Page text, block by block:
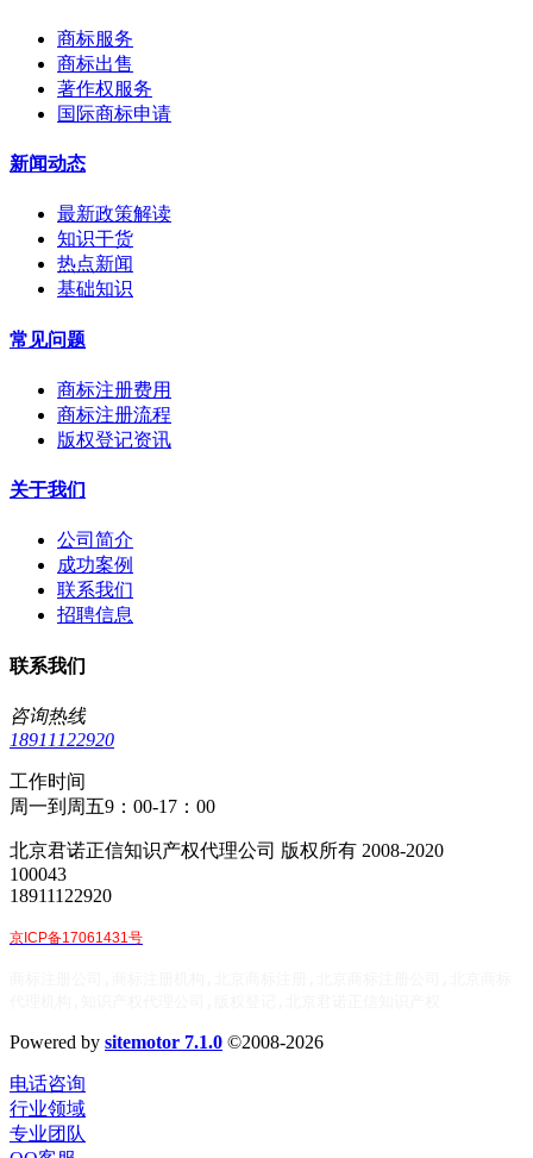
商标服务
商标出售
著作权服务
国际商标申请
新闻动态
最新政策解读
知识干货
热点新闻
基础知识
常见问题
商标注册费用
商标注册流程
版权登记资讯
关于我们
公司简介
成功案例
联系我们
招聘信息
联系我们
咨询热线
18911122920
工作时间
周一到周五9：00-17：00
北京君诺正信知识产权代理公司 版权所有 2008-2020
100043
18911122920
京ICP备17061431号
Powered by sitemotor 7.1.0 ©2008-2026
电话咨询
行业领域
专业团队